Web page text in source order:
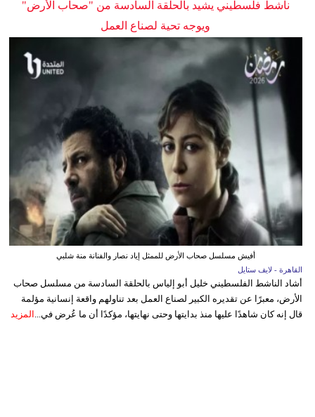
ناشط فلسطيني يشيد بالحلقة السادسة من "صحاب الأرض"
ويوجه تحية لصناع العمل
أفيش مسلسل صحاب الأرض للممثل إياد نصار والفنانة منة شلبي
القاهرة - لايف ستايل
أشاد الناشط الفلسطيني خليل أبو إلياس بالحلقة السادسة من مسلسل صحاب
الأرض، معبرًا عن تقديره الكبير لصناع العمل بعد تناولهم واقعة إنسانية مؤلمة
قال إنه كان شاهدًا عليها منذ بدايتها وحتى نهايتها، مؤكدًا أن ما عُرض في... المزيد